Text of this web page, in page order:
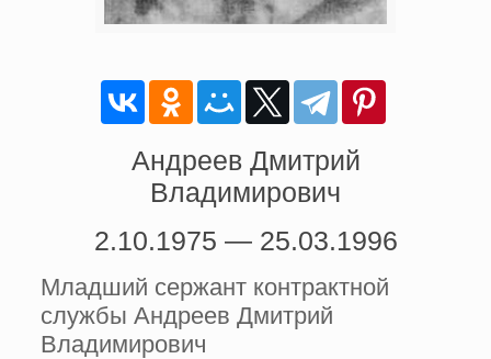
Андреев Дмитрий
Владимирович
2.10.1975 — 25.03.1996
Младший сержант контрактной
службы Андреев Дмитрий
Владимирович